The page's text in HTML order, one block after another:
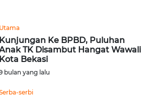
Utama
Kunjungan Ke BPBD, Puluhan
TK Disambut Hangat Wawali
Kota Bekasi
bulan yang lalu
serbi